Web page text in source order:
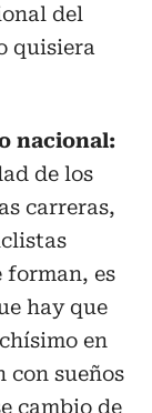
del
quisiera
nacional:
de los
carreras,
forman, es
hay que
en
con sueños
cambio de